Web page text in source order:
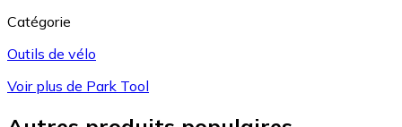
Catégorie
Outils de vélo
Voir plus de Park Tool